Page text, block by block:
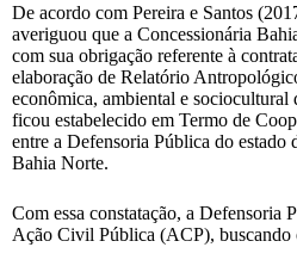
De acordo com Pereira e Santos
averiguou que a Concessionária
com sua obrigação referente à
elaboração de Relatório
econômica, ambiental e
ficou estabelecido em Termo de
entre a Defensoria Pública do estado
Bahia Norte.
Com essa constatação, a Defensoria
Ação Civil Pública (ACP), buscando